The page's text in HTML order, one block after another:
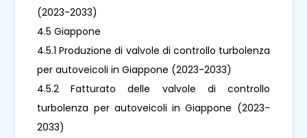
(2023-2033)
4.5 Giappone
4.5.1 Produzione di valvole di controllo turbolenza
per autoveicoli in Giappone (2023-2033)
4.5.2 Fatturato delle valvole di controllo
turbolenza per autoveicoli in Giappone (2023-
2033)